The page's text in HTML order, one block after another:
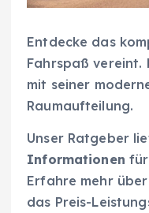
Entdecke das
Fahrspaß vereint.
mit seiner
Raumaufteilung.
Unser Ratgeber
Informationen
Erfahre mehr
das Preis-